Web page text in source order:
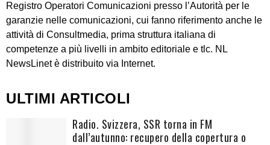
Registro Operatori Comunicazioni presso l’Autorità per le
garanzie nelle comunicazioni, cui fanno riferimento anche le
attività di Consultmedia, prima struttura italiana di
competenze a più livelli in ambito editoriale e tlc. NL
NewsLinet è distribuito via Internet.
ULTIMI ARTICOLI
Radio. Svizzera, SSR torna in FM
dall’autunno: recupero della copertura o